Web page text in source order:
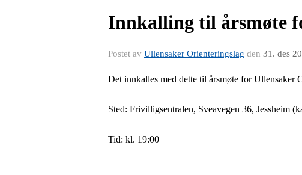
Innkalling til årsmøte
Postet av Ullensaker Orienteringslag den 31. des
Det innkalles med dette til årsmøte for Ullensaker
Sted: Frivilligsentralen, Sveavegen 36, Jessheim
Tid: kl. 19:00